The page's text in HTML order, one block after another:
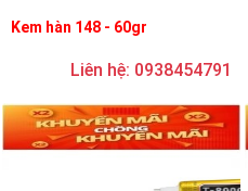
Kem hàn 148 - 60gr
Liên hệ: 0938454791